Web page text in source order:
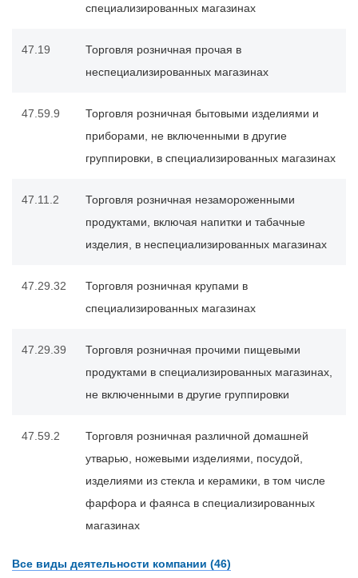
специализированных магазинах
47.19
Торговля розничная прочая в
неспециализированных магазинах
47.59.9
Торговля розничная бытовыми изделиями и
приборами, не включенными в другие
группировки, в специализированных магазинах
47.11.2
Торговля розничная незамороженными
продуктами, включая напитки и табачные
изделия, в неспециализированных магазинах
47.29.32
Торговля розничная крупами в
специализированных магазинах
47.29.39
Торговля розничная прочими пищевыми
продуктами в специализированных магазинах,
не включенными в другие группировки
47.59.2
Торговля розничная различной домашней
утварью, ножевыми изделиями, посудой,
изделиями из стекла и керамики, в том числе
фарфора и фаянса в специализированных
магазинах
Все виды деятельности компании (46)